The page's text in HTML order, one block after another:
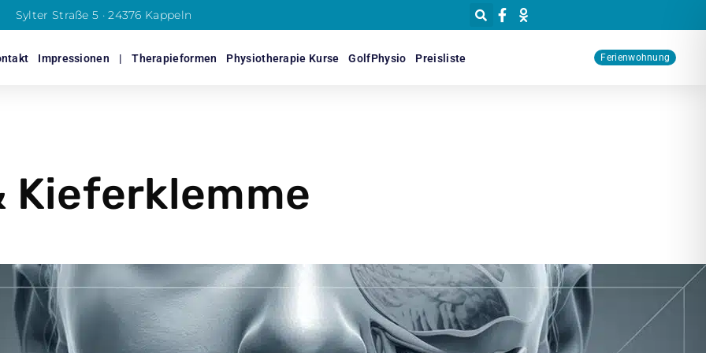
Sylter Straße 5 · 24376 Kappeln
Impressionen | Therapieformen Physiotherapie Kurse GolfPhysio Preisliste Ferienwohnung
Kieferklemme